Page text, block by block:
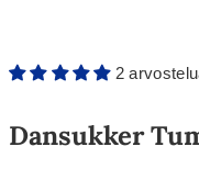
2
Dansukker